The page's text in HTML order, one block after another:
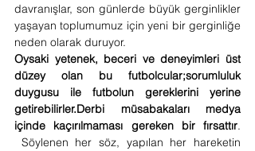
davranışlar, son günlerde büyük gerginlikler
yaşayan toplumumuz için yeni bir gerginliğe
neden olarak duruyor.
Oysaki yetenek, beceri ve deneyimleri üst
düzey olan bu futbolcular;sorumluluk
duygusu ile futbolun gereklerini yerine
getirebilirler.Derbi müsabakaları medya
içinde kaçırılmaması gereken bir fırsattır.
Söylenen her söz, yapılan her hareketin